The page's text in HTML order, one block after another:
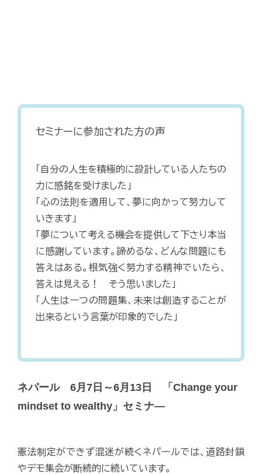
セミナーに参加された方の声
「自分の人生を積極的に設計している人たちの
力に感銘を受けました」
「心の法則を適用して、夢に向かって努力して
いきます」
「夢について考える機会を提供して下さり本当
に感謝しています。諦めるな、どんな問題にも
答えはある。根気強く努力する精神でいたら、
答えは見える！ そう思いました」
「人生は一つの問題集、未来は創造することが
出来るという言葉が印象的でした」
ネパール 6月7日～6月13日 「Change your
mindset to wealthy」セミナ―
憲法制定ができず混迷が続くネパールでは、道路封鎖
やデモ集会が断続的に続いています。